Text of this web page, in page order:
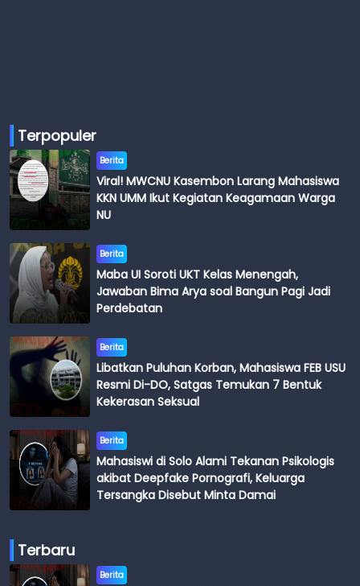
Terpopuler
Berita
Viral! MWCNU Kasembon Larang Mahasiswa
KKN UMM Ikut Kegiatan Keagamaan Warga
NU
Berita
Maba UI Soroti UKT Kelas Menengah,
Jawaban Bima Arya soal Bangun Pagi Jadi
Perdebatan
Berita
Libatkan Puluhan Korban, Mahasiswa FEB USU
Resmi Di-DO, Satgas Temukan 7 Bentuk
Kekerasan Seksual
Berita
Mahasiswi di Solo Alami Tekanan Psikologis
akibat Deepfake Pornografi, Keluarga
Tersangka Disebut Minta Damai
Terbaru
Berita